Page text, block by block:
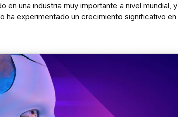
en una industria muy importante a nivel mundial, y
ha experimentado un crecimiento significativo en